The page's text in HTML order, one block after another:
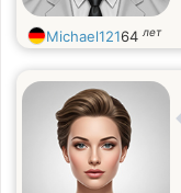
Michael12164 лет